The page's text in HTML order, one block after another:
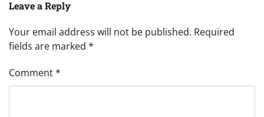
Leave a Reply
Your email address will not be published. Required
fields are marked *
Comment*